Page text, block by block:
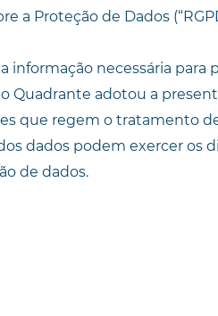
Proteção de Dados
informação necessária para
Quadrante adotou a
que regem o tratamento
dados podem exercer os
de dados.